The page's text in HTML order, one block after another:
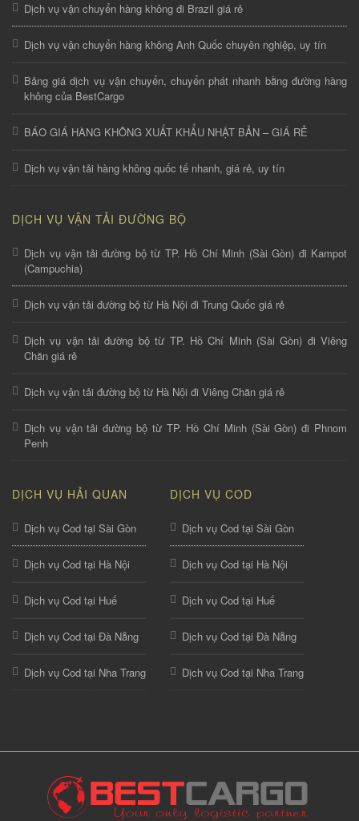
Dịch vụ vận chuyển hàng không đi Brazil giá rẻ
Dịch vụ vận chuyển hàng không Anh Quốc chuyên nghiệp, uy tín
Bảng giá dịch vụ vận chuyển, chuyển phát nhanh bằng đường hàng
không của BestCargo
BÁO GIÁ HÀNG KHÔNG XUẤT KHẨU NHẬT BẢN – GIÁ RẺ
Dịch vụ vận tải hàng không quốc tế nhanh, giá rẻ, uy tín
DỊCH VỤ VẬN TẢI ĐƯỜNG BỘ
Dịch vụ vận tải đường bộ từ TP. Hồ Chí Minh (Sài Gòn) đi Kampot
(Campuchia)
Dịch vụ vận tải đường bộ từ Hà Nội đi Trung Quốc giá rẻ
Dịch vụ vận tải đường bộ từ TP. Hồ Chí Minh (Sài Gòn) đi Viêng
Chăn giá rẻ
Dịch vụ vận tải đường bộ từ Hà Nội đi Viêng Chăn giá rẻ
Dịch vụ vận tải đường bộ từ TP. Hồ Chí Minh (Sài Gòn) đi Phnom
Penh
DỊCH VỤ HẢI QUAN
Dịch vụ Cod tại Sài Gòn
Dịch vụ Cod tại Hà Nội
Dịch vụ Cod tại Huế
Dịch vụ Cod tại Đà Nẵng
Dịch vụ Cod tại Nha Trang
DỊCH VỤ COD
Dịch vụ Cod tại Sài Gòn
Dịch vụ Cod tại Hà Nội
Dịch vụ Cod tại Huế
Dịch vụ Cod tại Đà Nẵng
Dịch vụ Cod tại Nha Trang